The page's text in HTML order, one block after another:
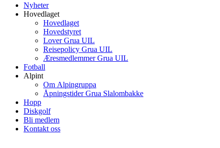
Nyheter
Hovedlaget
Hovedlaget
Hovedstyret
Lover Grua UIL
Reisepolicy Grua UIL
Æresmedlemmer Grua UIL
Fotball
Alpint
Om Alpingruppa
Åpningstider Grua Slalombakke
Hopp
Diskgolf
Bli medlem
Kontakt oss